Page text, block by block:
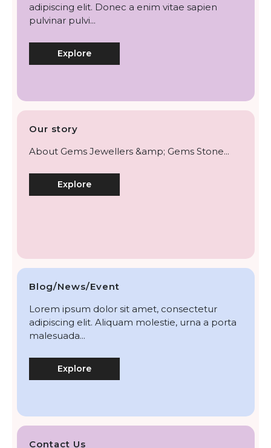
adipiscing elit. Donec a enim vitae sapien
pulvinar pulvi...
Explore
Our story
About Gems Jewellers &amp; Gems Stone...
Explore
Blog/News/Event
Lorem ipsum dolor sit amet, consectetur
adipiscing elit. Aliquam molestie, urna a porta
malesuada...
Explore
Contact Us